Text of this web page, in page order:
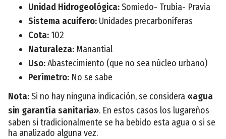
Unidad Hidrogeológica:Somiedo- Trubia- Pravia
Sistema acuifero: Unidades precarboníferas
Cota: 102
Naturaleza: Manantial
Uso:Abastecimiento (que no sea núcleo urbano)
Perímetro: No se sabe
Nota:Si no hay ninguna indicación, se considera «agua
sin garantía sanitaria». En estos casos los lugareños
saben si tradicionalmente se ha bebido esta agua o si se
ha analizado alguna vez.